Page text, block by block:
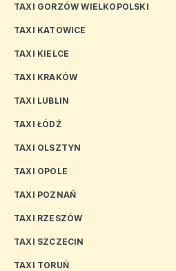
TAXI GORZÓW WIELKOPOLSKI
TAXI KATOWICE
TAXI KIELCE
TAXI KRAKÓW
TAXI LUBLIN
TAXI ŁÓDŹ
TAXI OLSZTYN
TAXI OPOLE
TAXI POZNAŃ
TAXI RZESZÓW
TAXI SZCZECIN
TAXI TORUŃ